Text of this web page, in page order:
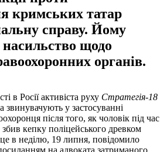
кримських татар
справу. Йому
щодо
органів.
в Росії активіста руху Стратегія-18
у застосуванні
після того, як чоловік під час
кепку поліцейського древком
в неділю, 19 липня, повідомило
на адвоката затриманого